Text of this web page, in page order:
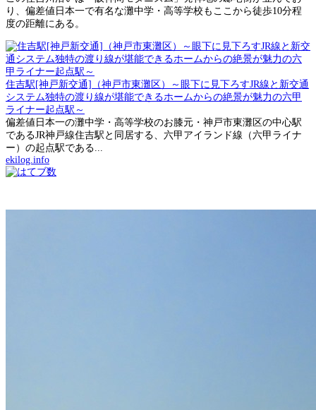
り、偏差値日本一で有名な灘中学・高等学校もここから徒歩10分程
度の距離にある。
住吉駅[神戸新交通]（神戸市東灘区）～眼下に見下ろすJR線と新交通
システム独特の渡り線が堪能できるホームからの絶景が魅力の六甲
ライナー起点駅～
偏差値日本一の灘中学・高等学校のお膝元・神戸市東灘区の中心駅
であるJR神戸線住吉駅と同居する、六甲アイランド線（六甲ライナ
ー）の起点駅である...
ekilog.info